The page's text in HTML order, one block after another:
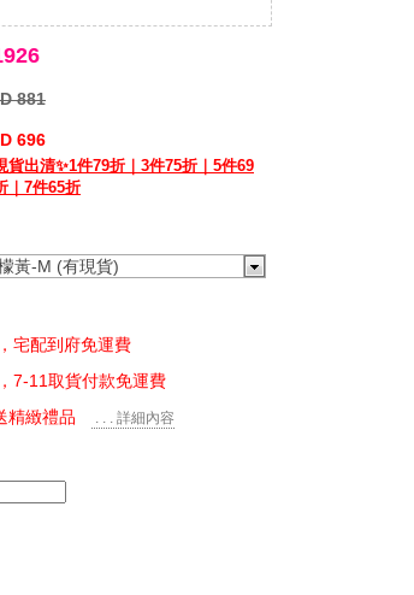
881
696
貨出清✨1件79折｜3件75折｜5件69
｜7件65折
黃-M (有現貨)
宅配到府免運費
7-11取貨付款免運費
精緻禮品
. . . 詳細內容